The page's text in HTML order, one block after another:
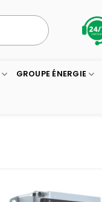
GROUPE ÉNERGIE